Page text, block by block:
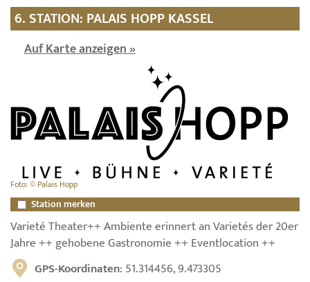
6. STATION: PALAIS HOPP KASSEL
Auf Karte anzeigen »
Foto: © Palais Hopp
Station merken
Varieté Theater++ Ambiente erinnert an Varietés der 20er
Jahre ++ gehobene Gastronomie ++ Eventlocation ++
GPS-Koordinaten: 51.314456, 9.473305